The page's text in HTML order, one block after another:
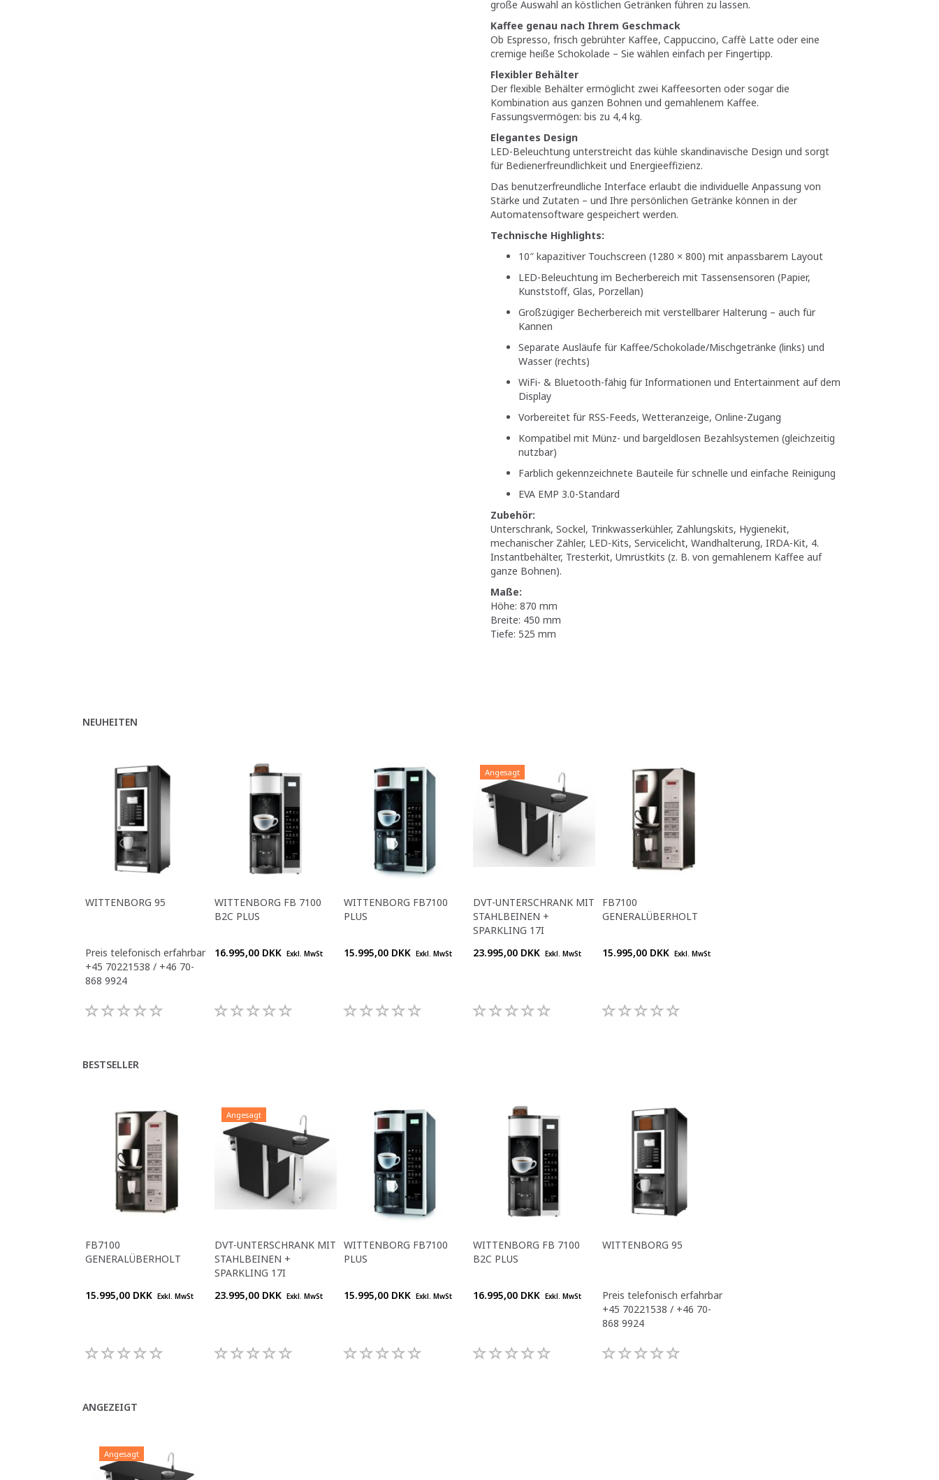
große Auswahl an köstlichen Getränken führen zu lassen.
Kaffee genau nach Ihrem Geschmack
Ob Espresso, frisch gebrühter Kaffee, Cappuccino, Caffè Latte oder eine
cremige heiße Schokolade – Sie wählen einfach per Fingertipp.
Flexibler Behälter
Der flexible Behälter ermöglicht zwei Kaffeesorten oder sogar die
Kombination aus ganzen Bohnen und gemahlenem Kaffee.
Fassungsvermögen: bis zu 4,4 kg.
Elegantes Design
LED-Beleuchtung unterstreicht das kühle skandinavische Design und sorgt
für Bedienerfreundlichkeit und Energieeffizienz.
Das benutzerfreundliche Interface erlaubt die individuelle Anpassung von
Stärke und Zutaten – und Ihre persönlichen Getränke können in der
Automaten­software gespeichert werden.
Technische Highlights:
10″ kapazitiver Touchscreen (1280 × 800) mit anpassbarem Layout
LED-Beleuchtung im Becherbereich mit Tassensensoren (Papier,
Kunststoff, Glas, Porzellan)
Großzügiger Becherbereich mit verstellbarer Halterung – auch für
Kannen
Separate Ausläufe für Kaffee/Schokolade/Mischgetränke (links) und
Wasser (rechts)
WiFi- & Bluetooth-fähig für Informationen und Entertainment auf dem
Display
Vorbereitet für RSS-Feeds, Wetteranzeige, Online-Zugang
Kompatibel mit Münz- und bargeldlosen Bezahlsystemen (gleichzeitig
nutzbar)
Farblich gekennzeichnete Bauteile für schnelle und einfache Reinigung
EVA EMP 3.0-Standard
Zubehör:
Unterschrank, Sockel, Trinkwasserkühler, Zahlungskits, Hygienekit,
mechanischer Zähler, LED-Kits, Servicelicht, Wandhalterung, IRDA-Kit, 4.
Instantbehälter, Tresterkit, Umrüstkits (z. B. von gemahlenem Kaffee auf
ganze Bohnen).
Maße:
Höhe: 870 mm
Breite: 450 mm
Tiefe: 525 mm
NEUHEITEN
WITTENBORG 95
Preis telefonisch erfahrbar
+45 70221538 / +46 70-
868 9924
WITTENBORG FB 7100
B2C PLUS
16.995,00 DKK Exkl. MwSt
WITTENBORG FB7100
PLUS
15.995,00 DKK Exkl. MwSt
Angesagt
DVT-UNTERSCHRANK MIT
STAHLBEINEN +
SPARKLING 17I
23.995,00 DKK Exkl. MwSt
FB7100
GENERALÜBERHOLT
15.995,00 DKK Exkl. MwSt
BESTSELLER
FB7100
GENERALÜBERHOLT
15.995,00 DKK Exkl. MwSt
Angesagt
DVT-UNTERSCHRANK MIT
STAHLBEINEN +
SPARKLING 17I
23.995,00 DKK Exkl. MwSt
WITTENBORG FB7100
PLUS
15.995,00 DKK Exkl. MwSt
WITTENBORG FB 7100
B2C PLUS
16.995,00 DKK Exkl. MwSt
WITTENBORG 95
Preis telefonisch erfahrbar
+45 70221538 / +46 70-
868 9924
ANGEZEIGT
Angesagt